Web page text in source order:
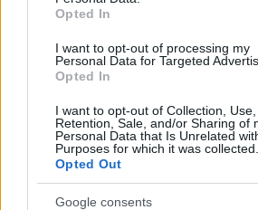
Opted In
I want to opt-out of processing my
Personal Data for Targeted
Opted In
I want to opt-out of Collection, Use,
Retention, Sale, and/or Sharing of
Personal Data that Is Unrelated
Purposes for which it was collected.
Opted Out
Google consents
Laimi savā mazajā, pikantā
piedāvā ievērojamus
sniedzas daudz tālāk par to
Neatkarīgi no tā, vai rīta ūdenim
laima sulu vai piešķirat
iecienītākajiem ēdieniem, jūs
piešķirat svarīgas uzturvielas.
Vairāk ziņu...